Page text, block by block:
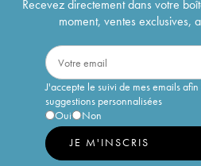
Recevez directement dans votre
moment, ventes exclusives,
J'accepte le suivi de mes emails
suggestions personnalisées
Oui
Non
JE M'INSCRIS